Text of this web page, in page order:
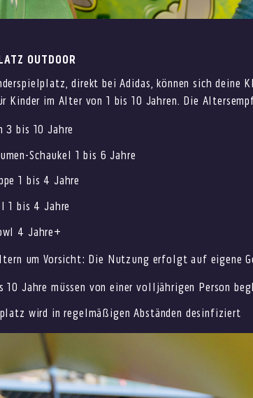
OUTDOOR
direkt bei Adidas, können sich deine
Kinder im Alter von 1 bis 10 Jahren. Die
3 bis 10 Jahre
Schaukel 1 bis 6 Jahre
1 bis 4 Jahre
1 bis 4 Jahre
4 Jahre+
um Vorsicht: Die Nutzung erfolgt auf eigene
10 Jahre müssen von einer volljährigen Person
wird in regelmäßigen Abständen desinfiziert